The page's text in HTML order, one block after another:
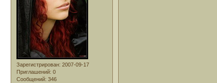
Зарегистрирован: 2007-09-17
Приглашений: 0
Сообщений: 346